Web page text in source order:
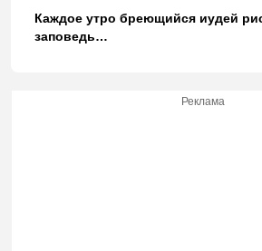
Каждое утро бреющийся иудей
заповедь…
Реклама